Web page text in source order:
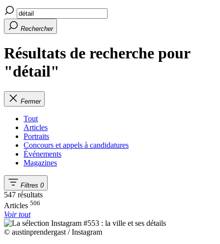
Rechercher
Résultats de recherche pour
"détail"
Fermer
Tout
Articles
Portraits
Concours et appels à candidatures
Événements
Magazines
Filtres 0
547 résultats
Articles 506
Voir tout
© austinprendergast / Instagram